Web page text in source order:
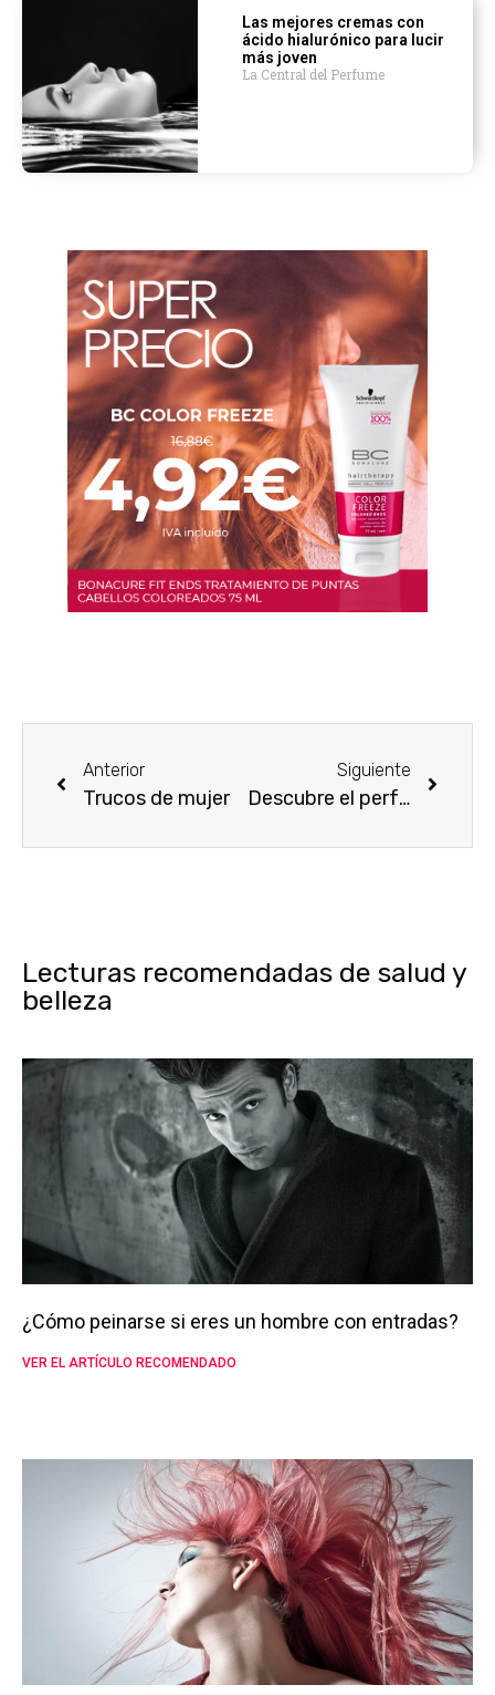
Las mejores cremas con
ácido hialurónico para lucir
más joven
La Central del Perfume
Anterior
Trucos de mujer
Siguiente
Descubre el perfecto maquillaje para una noche de verano
Lecturas recomendadas de salud y
belleza
¿Cómo peinarse si eres un hombre con entradas?
VER EL ARTÍCULO RECOMENDADO